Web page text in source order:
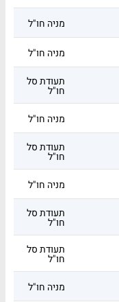
מניה חו"ל
מניה חו"ל
תעודת סל
חו"ל
מניה חו"ל
תעודת סל
חו"ל
מניה חו"ל
תעודת סל
חו"ל
תעודת סל
חו"ל
מניה חו"ל